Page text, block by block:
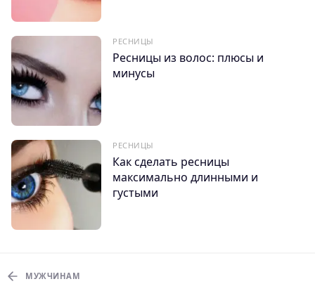
РЕСНИЦЫ
Ресницы из волос: плюсы и
минусы
РЕСНИЦЫ
Как сделать ресницы
максимально длинными и
густыми
МУЖЧИНАМ